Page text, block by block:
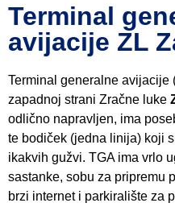
Terminal
avijacije ZL
Terminal generalne avijacije
zapadnoj strani Zračne luke
odlično napravljen, ima
te bodiček (jedna linija) koji
ikakvih gužvi. TGA ima vrlo
sastanke, sobu za pripremu
brzi internet i parkiralište za